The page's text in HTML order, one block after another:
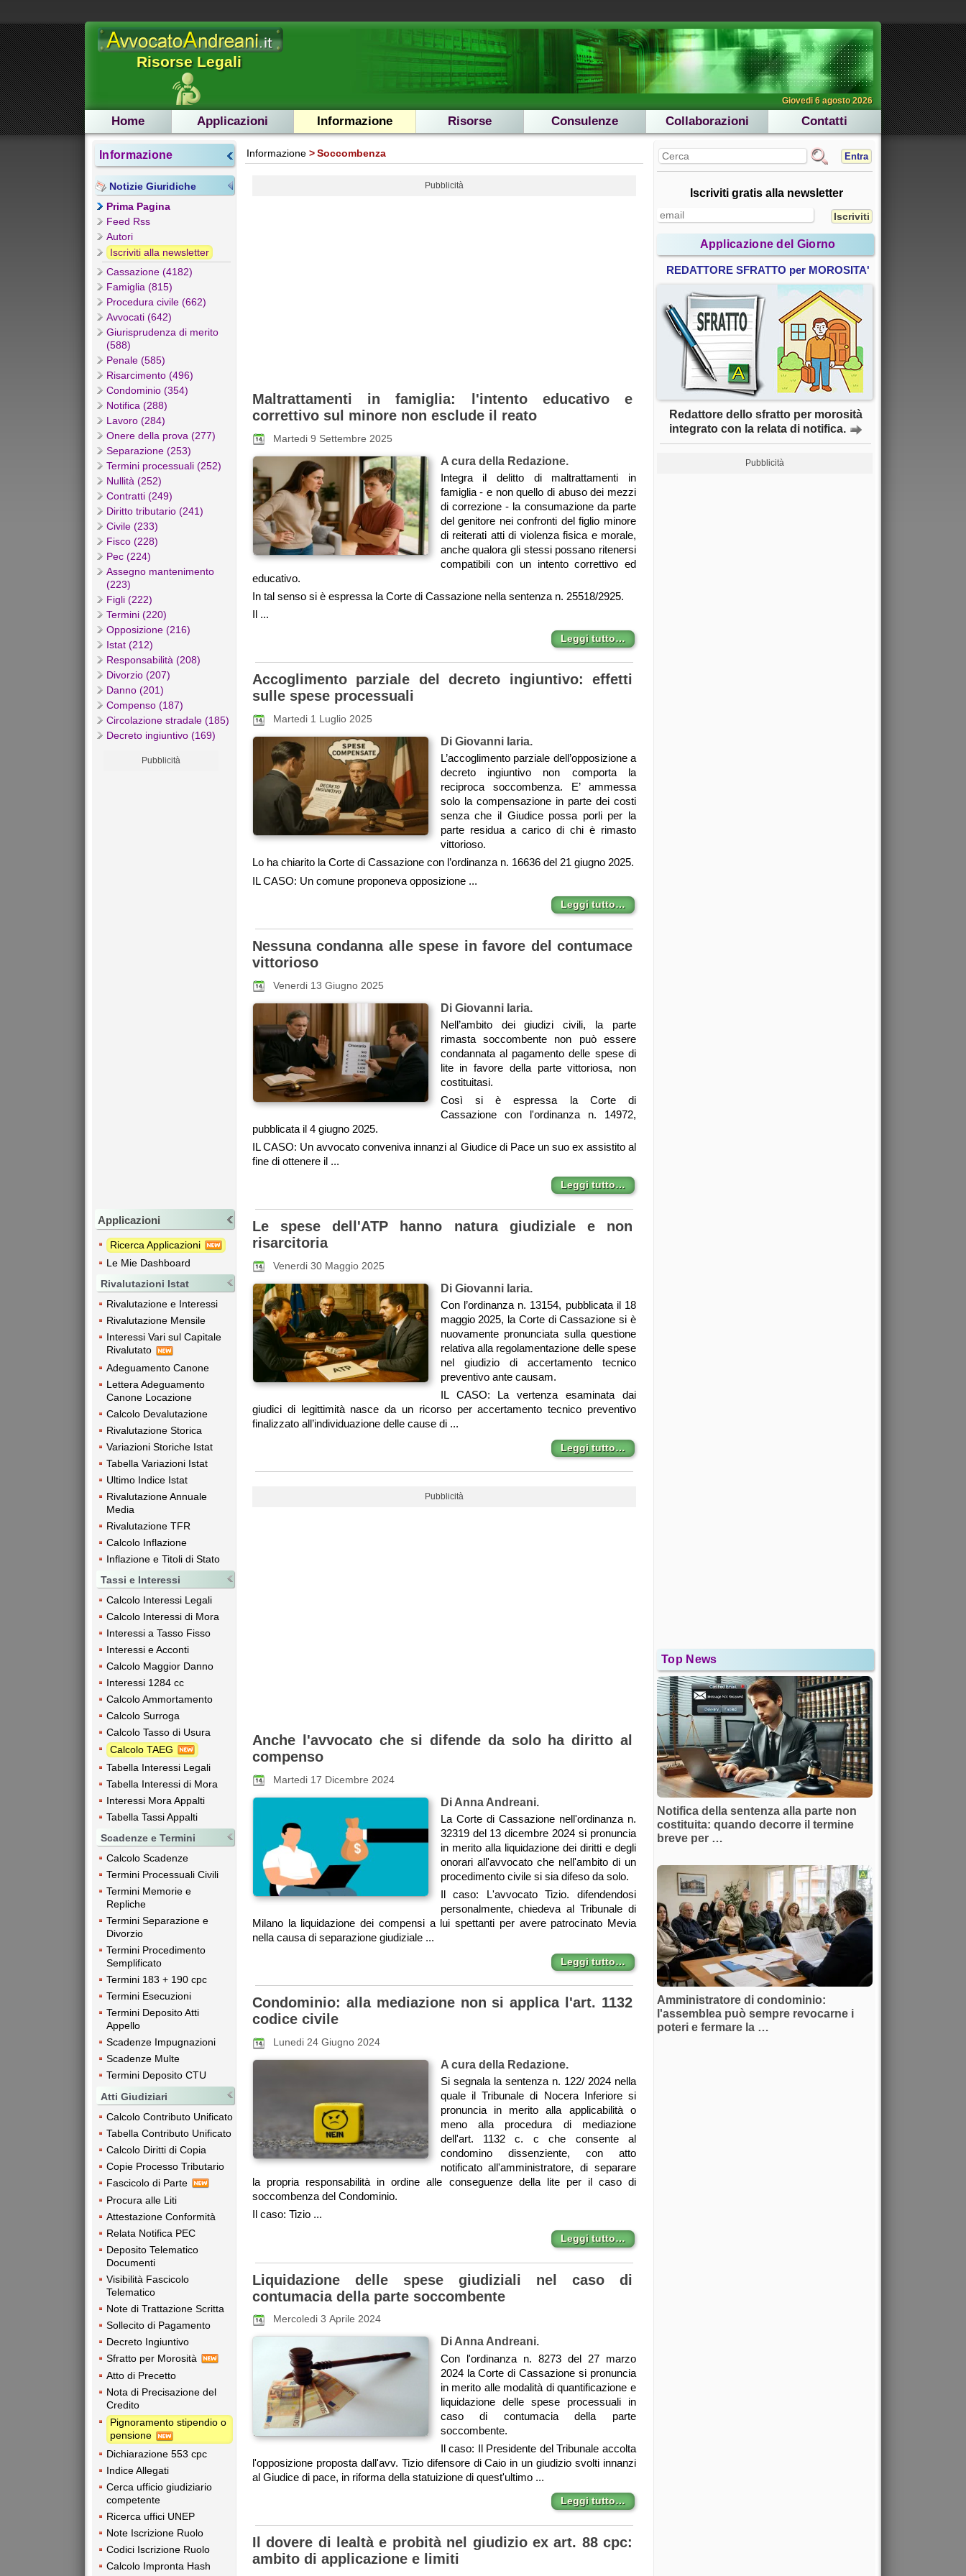
Risorse Legali
Giovedi 6 agosto 2026
Home Applicazioni Informazione Risorse Consulenze Collaborazioni Contatti
Informazione
Notizie Giuridiche
Prima Pagina
Feed Rss
Autori
Iscriviti alla newsletter
Cassazione (4182)
Famiglia (815)
Procedura civile (662)
Avvocati (642)
Giurisprudenza di merito
(588)
Penale (585)
Risarcimento (496)
Condominio (354)
Notifica (288)
Lavoro (284)
Onere della prova (277)
Separazione (253)
Termini processuali (252)
Nullità (252)
Contratti (249)
Diritto tributario (241)
Civile (233)
Fisco (228)
Pec (224)
Assegno mantenimento
(223)
Figli (222)
Termini (220)
Opposizione (216)
Istat (212)
Responsabilità (208)
Divorzio (207)
Danno (201)
Compenso (187)
Circolazione stradale (185)
Decreto ingiuntivo (169)
Pubblicità
Applicazioni
Ricerca Applicazioni
Le Mie Dashboard
Rivalutazioni Istat
Rivalutazione e Interessi
Rivalutazione Mensile
Interessi Vari sul Capitale
Rivalutato
Adeguamento Canone
Lettera Adeguamento
Canone Locazione
Calcolo Devalutazione
Rivalutazione Storica
Variazioni Storiche Istat
Tabella Variazioni Istat
Ultimo Indice Istat
Rivalutazione Annuale
Media
Rivalutazione TFR
Calcolo Inflazione
Inflazione e Titoli di Stato
Tassi e Interessi
Calcolo Interessi Legali
Calcolo Interessi di Mora
Interessi a Tasso Fisso
Interessi e Acconti
Calcolo Maggior Danno
Interessi 1284 cc
Calcolo Ammortamento
Calcolo Surroga
Calcolo Tasso di Usura
Calcolo TAEG
Tabella Interessi Legali
Tabella Interessi di Mora
Interessi Mora Appalti
Tabella Tassi Appalti
Scadenze e Termini
Calcolo Scadenze
Termini Processuali Civili
Termini Memorie e
Repliche
Termini Separazione e
Divorzio
Termini Procedimento
Semplificato
Termini 183 + 190 cpc
Termini Esecuzioni
Termini Deposito Atti
Appello
Scadenze Impugnazioni
Scadenze Multe
Termini Deposito CTU
Atti Giudiziari
Calcolo Contributo Unificato
Tabella Contributo Unificato
Calcolo Diritti di Copia
Copie Processo Tributario
Fascicolo di Parte
Procura alle Liti
Attestazione Conformità
Relata Notifica PEC
Deposito Telematico
Documenti
Visibilità Fascicolo
Telematico
Note di Trattazione Scritta
Sollecito di Pagamento
Decreto Ingiuntivo
Sfratto per Morosità
Atto di Precetto
Nota di Precisazione del
Credito
Pignoramento stipendio o
pensione
Dichiarazione 553 cpc
Indice Allegati
Cerca ufficio giudiziario
competente
Ricerca uffici UNEP
Note Iscrizione Ruolo
Codici Iscrizione Ruolo
Calcolo Impronta Hash
Informazione Soccombenza
Pubblicità
Maltrattamenti in famiglia: l'intento educativo e
correttivo sul minore non esclude il reato
Martedi 9 Settembre 2025
A cura della Redazione.
Integra il delitto di maltrattamenti in
famiglia - e non quello di abuso dei mezzi
di correzione - la consumazione da parte
del genitore nei confronti del figlio minore
di reiterati atti di violenza fisica e morale,
anche qualora gli stessi possano ritenersi
compatibili con un intento correttivo ed
educativo.
In tal senso si è espressa la Corte di Cassazione nella sentenza n. 25518/2925.
Il ...
Leggi tutto…
Accoglimento parziale del decreto ingiuntivo: effetti
sulle spese processuali
Martedi 1 Luglio 2025
Di Giovanni Iaria.
L’accoglimento parziale dell’opposizione a
decreto ingiuntivo non comporta la
reciproca soccombenza. E’ ammessa
solo la compensazione in parte dei costi
senza che il Giudice possa porli per la
parte residua a carico di chi è rimasto
vittorioso.
Lo ha chiarito la Corte di Cassazione con l’ordinanza n. 16636 del 21 giugno 2025.
IL CASO: Un comune proponeva opposizione ...
Leggi tutto…
Nessuna condanna alle spese in favore del contumace
vittorioso
Venerdi 13 Giugno 2025
Di Giovanni Iaria.
Nell’ambito dei giudizi civili, la parte
rimasta soccombente non può essere
condannata al pagamento delle spese di
lite in favore della parte vittoriosa, non
costituitasi.
Così si è espressa la Corte di
Cassazione con l'ordinanza n. 14972,
pubblicata il 4 giugno 2025.
IL CASO: Un avvocato conveniva innanzi al Giudice di Pace un suo ex assistito al
fine di ottenere il ...
Leggi tutto…
Le spese dell'ATP hanno natura giudiziale e non
risarcitoria
Venerdi 30 Maggio 2025
Di Giovanni Iaria.
Con l’ordinanza n. 13154, pubblicata il 18
maggio 2025, la Corte di Cassazione si è
nuovamente pronunciata sulla questione
relativa alla regolamentazione delle spese
nel giudizio di accertamento tecnico
preventivo ante causam.
IL CASO: La vertenza esaminata dai
giudici di legittimità nasce da un ricorso per accertamento tecnico preventivo
finalizzato all’individuazione delle cause di ...
Leggi tutto…
Pubblicità
Anche l'avvocato che si difende da solo ha diritto al
compenso
Martedi 17 Dicembre 2024
Di Anna Andreani.
La Corte di Cassazione nell'ordinanza n.
32319 del 13 dicembre 2024 si pronuncia
in merito alla liquidazione dei diritti e degli
onorari all'avvocato che nell'ambito di un
procedimento civile si sia difeso da solo.
Il caso: L'avvocato Tizio. difendendosi
personalmente, chiedeva al Tribunale di
Milano la liquidazione dei compensi a lui spettanti per avere patrocinato Mevia
nella causa di separazione giudiziale ...
Leggi tutto…
Condominio: alla mediazione non si applica l'art. 1132
codice civile
Lunedi 24 Giugno 2024
A cura della Redazione.
Si segnala la sentenza n. 122/ 2024 nella
quale il Tribunale di Nocera Inferiore si
pronuncia in merito alla applicabilità o
meno alla procedura di mediazione
dell'art. 1132 c. c che consente al
condomino dissenziente, con atto
notificato all'amministratore, di separare
la propria responsabilità in ordine alle conseguenze della lite per il caso di
soccombenza del Condominio.
Il caso: Tizio ...
Leggi tutto…
Liquidazione delle spese giudiziali nel caso di
contumacia della parte soccombente
Mercoledi 3 Aprile 2024
Di Anna Andreani.
Con l'ordinanza n. 8273 del 27 marzo
2024 la Corte di Cassazione si pronuncia
in merito alle modalità di quantificazione e
liquidazione delle spese processuali in
caso di contumacia della parte
soccombente.
Il caso: Il Presidente del Tribunale accolta
l'opposizione proposta dall'avv. Tizio difensore di Caio in un giudizio svolti innanzi
al Giudice di pace, in riforma della statuizione di quest'ultimo ...
Leggi tutto…
Il dovere di lealtà e probità nel giudizio ex art. 88 cpc:
ambito di applicazione e limiti
Entra
Iscriviti gratis alla newsletter
Applicazione del Giorno
REDATTORE SFRATTO per MOROSITA'
Redattore dello sfratto per morosità
integrato con la relata di notifica.
Pubblicità
Top News
Notifica della sentenza alla parte non
costituita: quando decorre il termine
breve per …
Amministratore di condominio:
l'assemblea può sempre revocarne i
poteri e fermare la …